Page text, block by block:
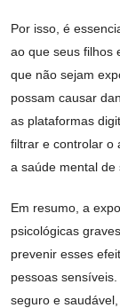
Por isso, é
ao que seus filhos
que não sejam
possam causar
as plataformas
filtrar e controlar o
a saúde mental de
Em resumo, a
psicológicas
prevenir esses
pessoas
seguro e